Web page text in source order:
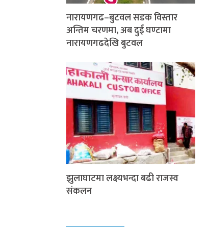
नारायणगढ–बुटवल सडक विस्तार
अन्तिम चरणमा, अब दुई घण्टामा
नारायणगढदेखि बुटवल
झुलाघाटमा लक्ष्यभन्दा बढी राजस्व
संकलन